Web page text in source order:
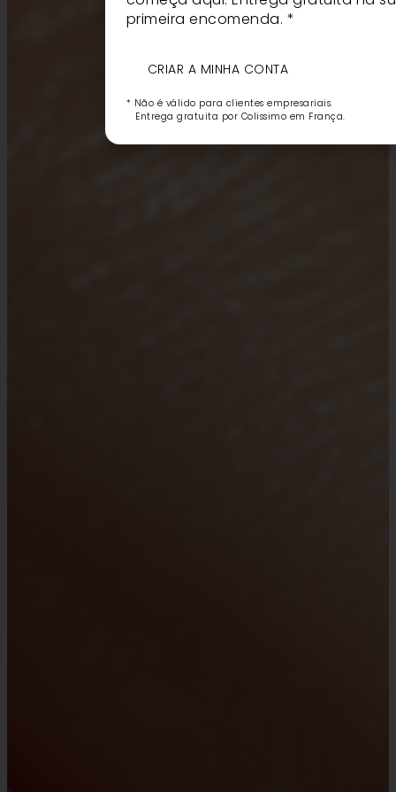
primeira encomenda. *
CRIAR A MINHA CONTA
* Não é válido para clientes empresariais.
Entrega gratuita por Colissimo em França.